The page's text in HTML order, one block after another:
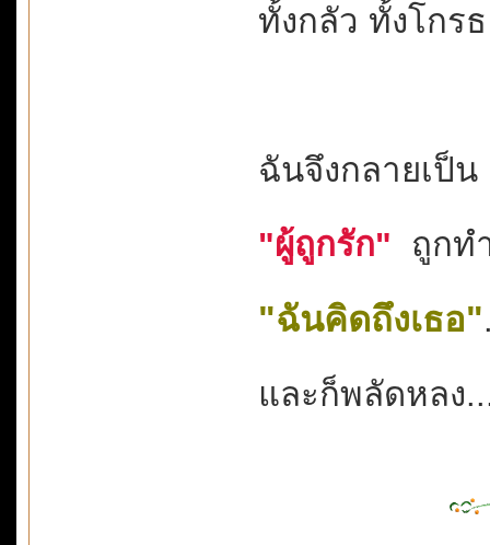
ทั้งกลัว ทั้งโกร
ฉันจึงกลายเป็
"ผู้ถูกรัก" ถูกท
"ฉันคิดถึงเธอ"
และก็พลัดหลง